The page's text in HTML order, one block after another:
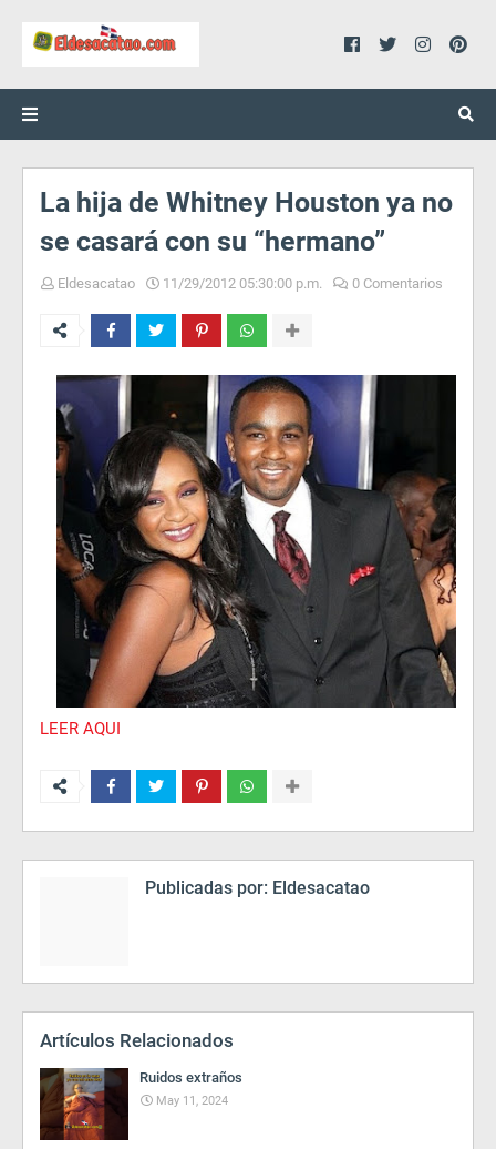
La hija de Whitney Houston ya no
se casará con su “hermano”
Eldesacatao 11/29/2012 05:30:00 p.m. 0 Comentarios
LEER AQUI
Publicadas por: Eldesacatao
Artículos Relacionados
Ruidos extraños
May 11, 2024